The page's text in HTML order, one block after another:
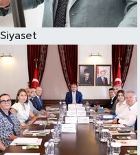
Siyaset
Sağlık
Siyaset
Spor
Yaşam